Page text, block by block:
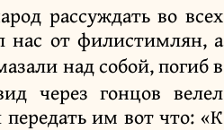
рассуждать во всех
нас от филистимлян, а
над собой, погиб в
через гонцов велел
им вот что: «К